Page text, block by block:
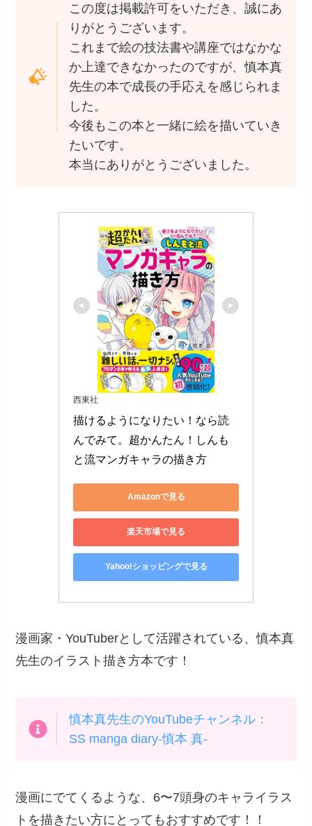
この度は掲載許可をいただき、誠にあ
りがとうございます。
これまで絵の技法書や講座ではなかな
か上達できなかったのですが、慎本真
先生の本で成長の手応えを感じられま
した。
今後もこの本と一緒に絵を描いていき
たいです。
本当にありがとうございました。
西東社
描けるようになりたい！なら読
んでみて。超かんたん！しんも
と流マンガキャラの描き方
Amazonで見る
楽天市場で見る
Yahoo!ショッピングで見る
漫画家・YouTuberとして活躍されている、慎本真
先生のイラスト描き方本です！
慎本真先生のYouTubeチャンネル：
SS manga diary-慎本 真-
漫画にでてくるような、6〜7頭身のキャライラス
トを描きたい方にとってもおすすめです！！